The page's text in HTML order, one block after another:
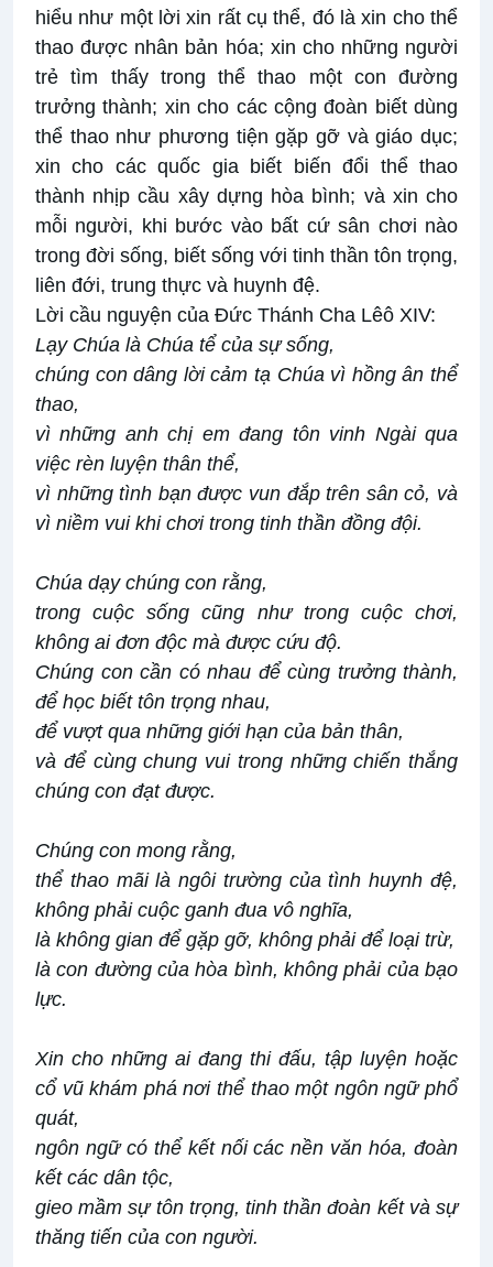
hiểu như một lời xin rất cụ thể, đó là xin cho thể
thao được nhân bản hóa; xin cho những người
trẻ tìm thấy trong thể thao một con đường
trưởng thành; xin cho các cộng đoàn biết dùng
thể thao như phương tiện gặp gỡ và giáo dục;
xin cho các quốc gia biết biến đổi thể thao
thành nhịp cầu xây dựng hòa bình; và xin cho
mỗi người, khi bước vào bất cứ sân chơi nào
trong đời sống, biết sống với tinh thần tôn trọng,
liên đới, trung thực và huynh đệ.
Lời cầu nguyện của Đức Thánh Cha Lêô XIV:
Lạy Chúa là Chúa tể của sự sống,
chúng con dâng lời cảm tạ Chúa vì hồng ân thể
thao,
vì những anh chị em đang tôn vinh Ngài qua
việc rèn luyện thân thể,
vì những tình bạn được vun đắp trên sân cỏ, và
vì niềm vui khi chơi trong tinh thần đồng đội.
Chúa dạy chúng con rằng,
trong cuộc sống cũng như trong cuộc chơi,
không ai đơn độc mà được cứu độ.
Chúng con cần có nhau để cùng trưởng thành,
để học biết tôn trọng nhau,
để vượt qua những giới hạn của bản thân,
và để cùng chung vui trong những chiến thắng
chúng con đạt được.
Chúng con mong rằng,
thể thao mãi là ngôi trường của tình huynh đệ,
không phải cuộc ganh đua vô nghĩa,
là không gian để gặp gỡ, không phải để loại trừ,
là con đường của hòa bình, không phải của bạo
lực.
Xin cho những ai đang thi đấu, tập luyện hoặc
cổ vũ khám phá nơi thể thao một ngôn ngữ phổ
quát,
ngôn ngữ có thể kết nối các nền văn hóa, đoàn
kết các dân tộc,
gieo mầm sự tôn trọng, tinh thần đoàn kết và sự
thăng tiến của con người.